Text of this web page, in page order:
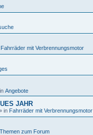
Fahrräder mit Verbrennungsmotor
Angebote
JAHR
in Fahrräder mit Verbrennungsmotor
Themen zum Forum